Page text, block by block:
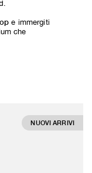
e immergiti
che
NUOVI ARRIVI